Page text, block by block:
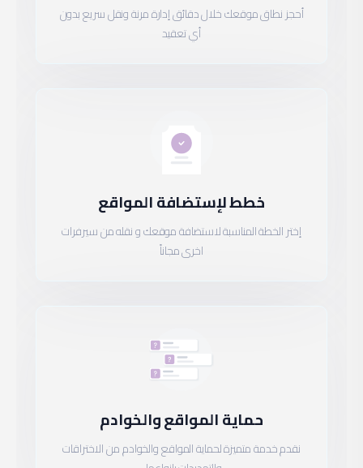
أحجز نطاق موقعك خلال دقائق إدارة مرنة ونقل سريع بدون
أي تعقيد
خطط لإستضافة المواقع
إختر الخطة المناسبة لاستضافة موقعك و نقله من سيرفرات
اخرى مجاناً
حماية المواقع والخوادم
نقدم خدمة متميزة لحماية المواقع والخوادم من الاختراقات